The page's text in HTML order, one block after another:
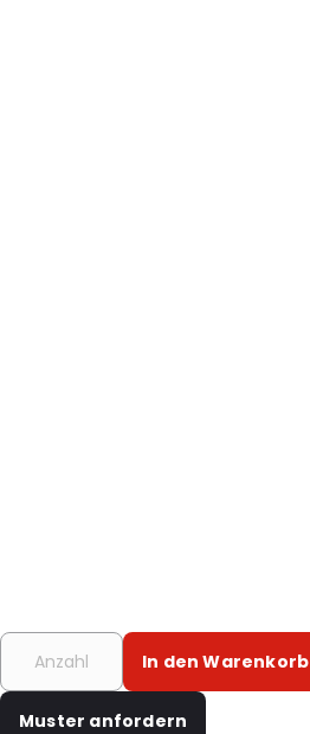
In den Warenkorb
Muster anfordern